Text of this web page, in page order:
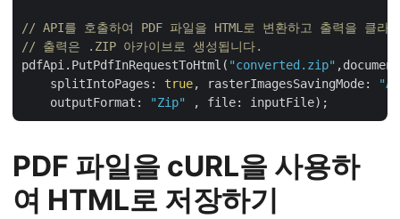
// API를 호출하여 PDF 파일을 HTML로 변환하고 출력을 클라
// 출력은 .ZIP 아카이브로 생성됩니다.
pdfApi.PutPdfInRequestToHtml( "converted.zip"
    splitIntoPages:
true, rasterImagesSavingMode:
    outputFormat:
"Zip"
PDF 파일을 cURL을 사용하
여 HTML로 저장하기